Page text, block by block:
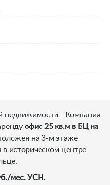
недвижимости - Компания
офис 25 кв.м в БЦ на
на 3-м этаже
в историческом центре
мес. УСН.